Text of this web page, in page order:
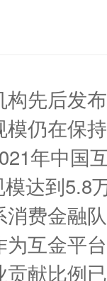
先后发
仍在保
年中国
达到5.8
费金融
互金平
献比例